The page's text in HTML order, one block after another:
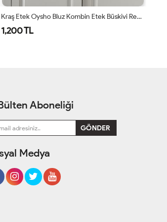
Kraş Etek Oysho Bluz Kombin Etek Büskivi Rengi Bluz Beyaz Bej
1,200 TL
Aboneliği
Medya